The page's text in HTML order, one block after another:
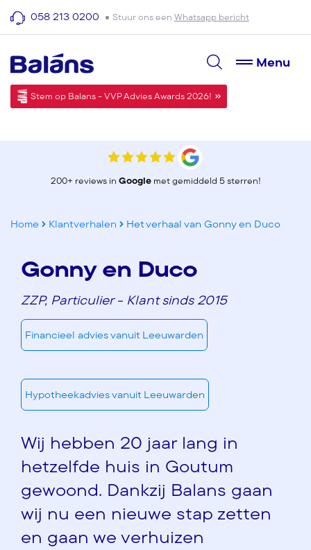
058 213 0200 Stuur ons een Whatsapp bericht
Menu
Stem op Balans - VVP Advies Awards 2026!
200+ reviews in Googlemet gemiddeld 5 sterren!
Home Klantverhalen Het verhaal van Gonny en Duco
Gonny en Duco
ZZP, Particulier - Klant sinds 2015
Financieel advies vanuit Leeuwarden
Hypotheekadvies vanuit Leeuwarden
Wij hebben 20 jaar lang in
hetzelfde huis in Goutum
gewoond. Dankzij Balans gaan
wij nu een nieuwe stap zetten
en gaan we verhuizen